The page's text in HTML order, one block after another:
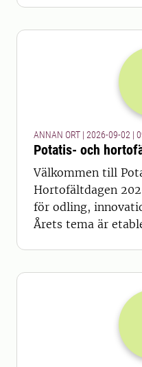
ANNAN ORT | 2026-09-02 |
Potatis- och
Välkommen till
Hortofältdagen
för odling,
Årets tema är